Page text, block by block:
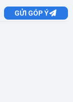
GỬI GÓP Ý